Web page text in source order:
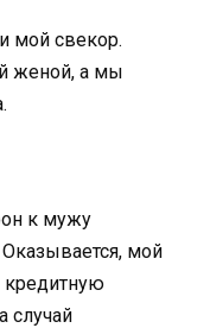
мой свекор.
женой, а мы
к мужу
мой
случай